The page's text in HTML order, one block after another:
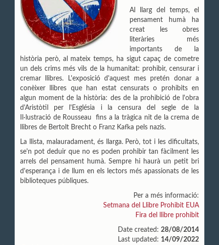
Al llarg del temps, el
pensament humà ha
creat les obres
literàries més
importants de la
història però, al mateix temps, ha sigut capaç de cometre
un dels crims més vils de la humanitat: prohibir, censurar i
cremar llibres. L'exposició d'aquest mes pretén donar a
conèixer llibres que han estat censurats o prohibits en
algun moment de la història: des de la prohibició de l'obra
d'Aristòtil per l'Església i la censura del segle de la
Il·lustració de Rousseau fins a la tràgica nit de la crema de
llibres de Bertolt Brecht o Franz Kafka pels nazis.
La llista, malauradament, és llarga. Però, tot i les dificultats,
se'n pot deduir que no es poden prohibir tan fàcilment les
arrels del pensament humà. Sempre hi haurà un petit bri
d'esperança i de llum en els lectors més apassionats de les
biblioteques públiques.
Per a més informació:
Setmana del Llibre Prohibit EUA
Fira del llibre prohibit
Date created: 28/08/2014
Last updated: 14/09/2022